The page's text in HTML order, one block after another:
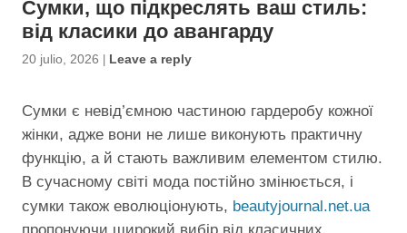
Сумки, що підкреслять ваш стиль:
від класики до авангарду
20 julio, 2026 Leave a reply
Сумки є невід’ємною частиною гардеробу кожної
жінки, адже вони не лише виконують практичну
функцію, а й стають важливим елементом стилю.
В сучасному світі мода постійно змінюється, і
сумки також еволюціонують, beautyjournal.net.ua